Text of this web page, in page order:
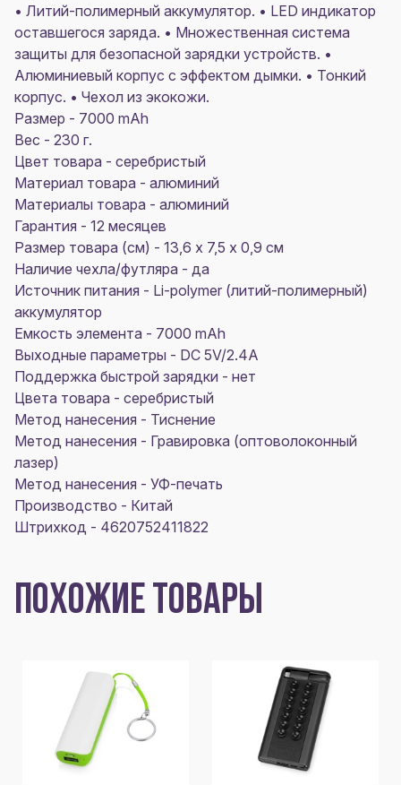
• Литий-полимерный аккумулятор. • LED индикатор
оставшегося заряда. • Множественная система
защиты для безопасной зарядки устройств. •
Алюминиевый корпус с эффектом дымки. • Тонкий
корпус. • Чехол из экокожи.
Размер - 7000 mAh
Вес - 230 г.
Цвет товара - серебристый
Материал товара - алюминий
Материалы товара - алюминий
Гарантия - 12 месяцев
Размер товара (см) - 13,6 х 7,5 х 0,9 см
Наличие чехла/футляра - да
Источник питания - Li-polymer (литий-полимерный)
аккумулятор
Емкость элемента - 7000 mAh
Выходные параметры - DC 5V/2.4A
Поддержка быстрой зарядки - нет
Цвета товара - серебристый
Метод нанесения - Тиснение
Метод нанесения - Гравировка (оптоволоконный
лазер)
Метод нанесения - УФ-печать
Производство - Китай
Штрихкод - 4620752411822
ПОХОЖИЕ ТОВАРЫ